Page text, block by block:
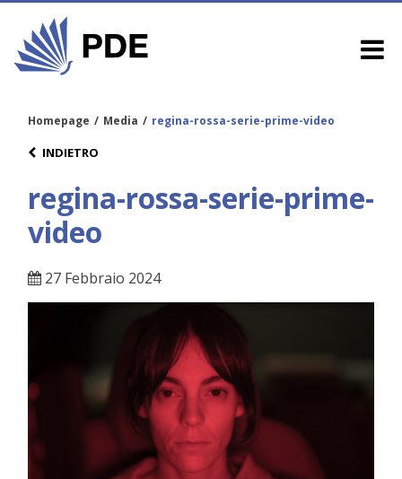
Homepage / Media / regina-rossa-serie-prime-video
INDIETRO
regina-rossa-serie-prime-
video
27 Febbraio 2024